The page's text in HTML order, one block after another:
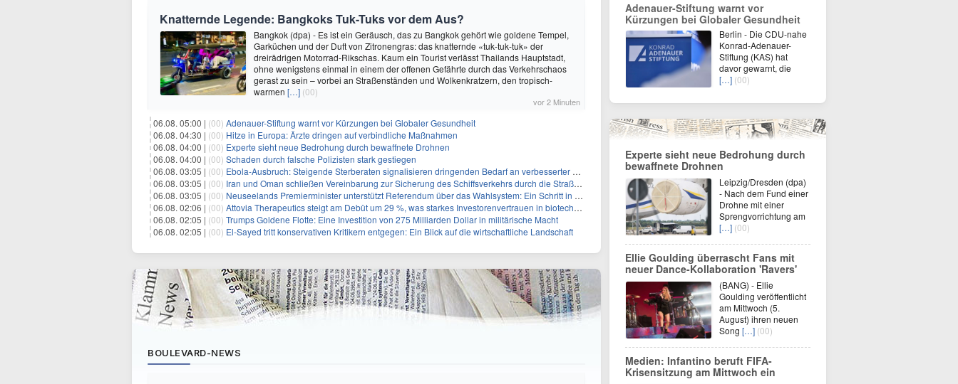
Knatternde Legende: Bangkoks Tuk-Tuks vor dem Aus?
Bangkok (dpa) - Es ist ein Geräusch, das zu Bangkok gehört wie goldene Tempel,
Garküchen und der Duft von Zitronengras: das knatternde «tuk-tuk-tuk» der
dreirädrigen Motorrad-Rikschas. Kaum ein Tourist verlässt Thailands Hauptstadt,
ohne wenigstens einmal in einem der offenen Gefährte durch das Verkehrschaos
gerast zu sein – vorbei an Straßenständen und Wolkenkratzern, den tropisch-
warmen […] (00)
vor 2 Minuten
06.08. 05:00 | (00) Adenauer-Stiftung warnt vor Kürzungen bei Globaler Gesundheit
06.08. 04:30 | (00) Hitze in Europa: Ärzte dringen auf verbindliche Maßnahmen
06.08. 04:00 | (00) Experte sieht neue Bedrohung durch bewaffnete Drohnen
06.08. 04:00 | (00) Schaden durch falsche Polizisten stark gestiegen
06.08. 03:05 | (00) Ebola-Ausbruch: Steigende Sterberaten signalisieren dringenden Bedarf an verbesserter Gesundheitsinfrastruktur
06.08. 03:05 | (00) Iran und Oman schließen Vereinbarung zur Sicherung des Schiffsverkehrs durch die Straße von Hormuz
06.08. 03:05 | (00) Neuseelands Premierminister unterstützt Referendum über das Wahlsystem: Ein Schritt in Richtung verbesserter demokratischer Beteiligung
06.08. 02:06 | (00) Attovia Therapeutics steigt am Debüt um 29 %, was starkes Investorenvertrauen in biotechnologische Innovation signalisiert
06.08. 02:05 | (00) Trumps Goldene Flotte: Eine Investition von 275 Milliarden Dollar in militärische Macht
06.08. 02:05 | (00) El-Sayed tritt konservativen Kritikern entgegen: Ein Blick auf die wirtschaftliche Landschaft
BOULEVARD-NEWS
Adenauer-Stiftung warnt vor
Kürzungen bei Globaler Gesundheit
Berlin - Die CDU-nahe
Konrad-Adenauer-
Stiftung (KAS) hat
davor gewarnt, die
[…] (00)
Experte sieht neue Bedrohung durch
bewaffnete Drohnen
Leipzig/Dresden (dpa)
- Nach dem Fund einer
Drohne mit einer
Sprengvorrichtung am
[…] (00)
Ellie Goulding überrascht Fans mit
neuer Dance-Kollaboration 'Ravers'
(BANG) - Ellie
Goulding veröffentlicht
am Mittwoch (5.
August) ihren neuen
Song […] (00)
Medien: Infantino beruft FIFA-
Krisensitzung am Mittwoch ein